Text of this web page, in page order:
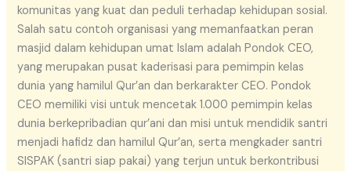
komunitas yang kuat dan peduli terhadap kehidupan sosial.
Salah satu contoh organisasi yang memanfaatkan peran
masjid dalam kehidupan umat Islam adalah Pondok CEO,
yang merupakan pusat kaderisasi para pemimpin kelas
dunia yang hamilul Qur’an dan berkarakter CEO. Pondok
CEO memiliki visi untuk mencetak 1.000 pemimpin kelas
dunia berkepribadian qur’ani dan misi untuk mendidik santri
menjadi hafidz dan hamilul Qur’an, serta mengkader santri
SISPAK (santri siap pakai) yang terjun untuk berkontribusi